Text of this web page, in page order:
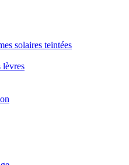
solaires teintées
lèvres